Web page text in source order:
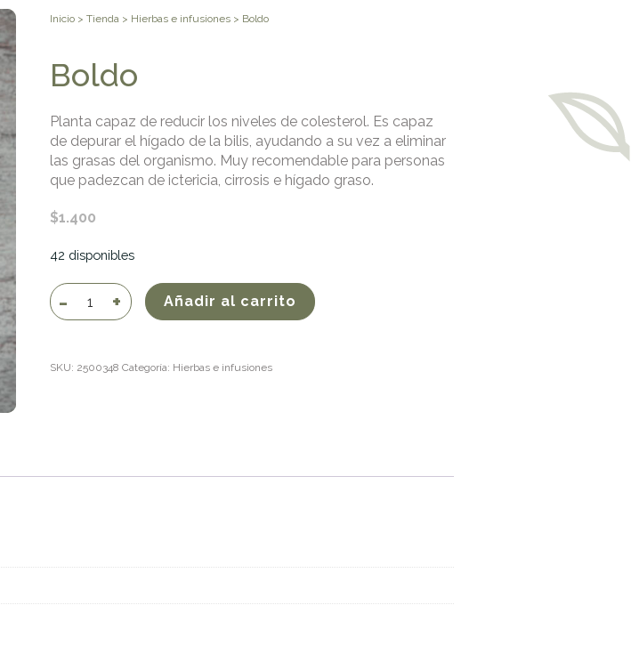
Inicio> Tienda> Hierbas e infusiones> Boldo
Boldo
Planta capaz de reducir los niveles de colesterol. Es capaz
de depurar el hígado de la bilis, ayudando a su vez a eliminar
las grasas del organismo. Muy recomendable para personas
que padezcan de ictericia, cirrosis e hígado graso.
$1.400
42 disponibles
Boldo
cantidad
Añadir al carrito
SKU: 2500348 Categoría: Hierbas e infusiones